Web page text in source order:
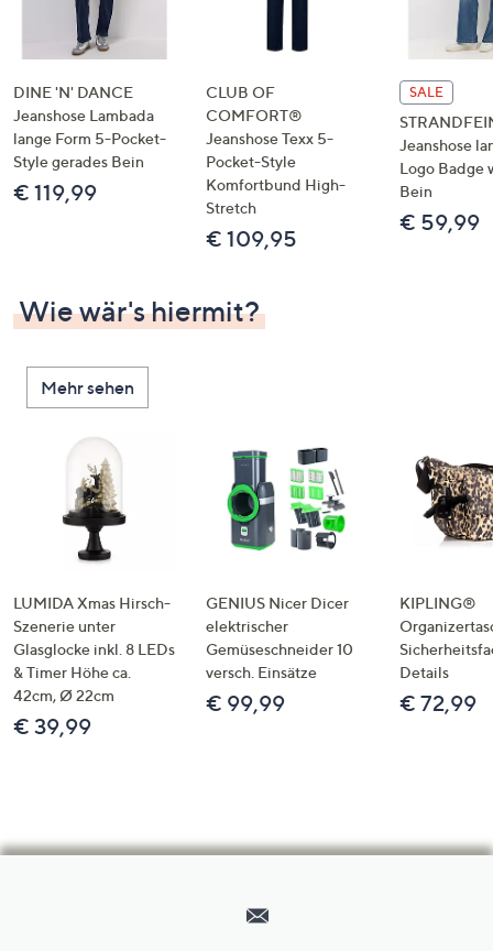
DINE 'N' DANCE
Jeanshose Lambada
lange Form 5-Pocket-
Style gerades Bein
€ 119,99
CLUB OF
COMFORT®
Jeanshose Texx 5-
Pocket-Style
Komfortbund High-
Stretch
€ 109,95
SALE
Jeanshose
Logo Badge
Bein
€ 59,99
Wie wär's hiermit?
Mehr sehen
LUMIDA Xmas Hirsch-
Szenerie unter
Glasglocke inkl. 8 LEDs
& Timer Höhe ca.
42cm, Ø 22cm
€ 39,99
GENIUS Nicer Dicer
elektrischer
Gemüseschneider 10
versch. Einsätze
€ 99,99
KIPLING®
Details
€ 72,99